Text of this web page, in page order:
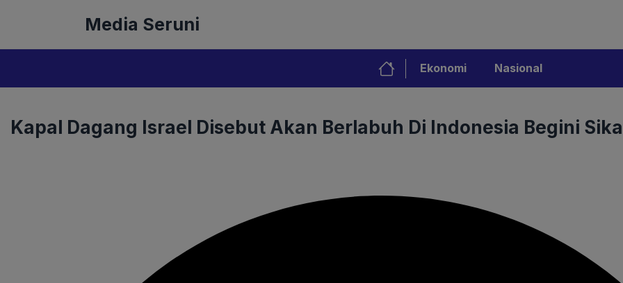
Media Seruni
Ekonomi Nasional
Kapal Dagang Israel Disebut Akan Berlabuh Di Indonesia Begini